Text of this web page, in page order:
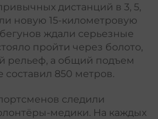
дистанций в 3, 5,
новую 15-километровую
ждали серьезные
пройти через болото,
рельеф, а общий подъем
850 метров.
следили
медики. На каждых